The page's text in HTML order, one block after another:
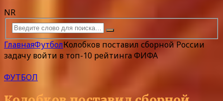
NR
ГлавнаяФутболКолобков поставил сборной России
задачу войти в топ-10 рейтинга ФИФА
ФУТБОЛ